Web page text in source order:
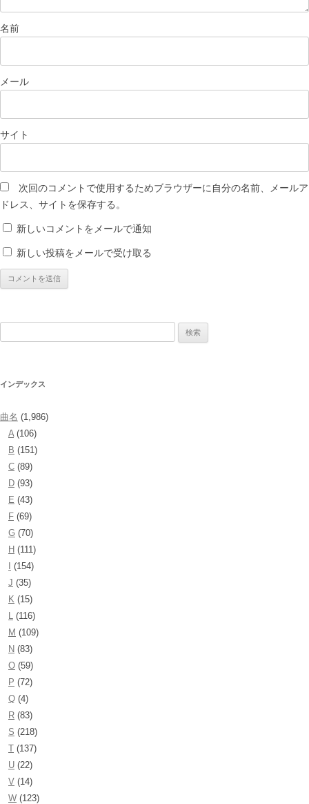
名前
メール
サイト
次回のコメントで使用するためブラウザーに自分の名前、メールア
ドレス、サイトを保存する。
新しいコメントをメールで通知
新しい投稿をメールで受け取る
インデックス
曲名 (1,986)
A(106)
B (151)
C (89)
D (93)
E (43)
F (69)
G (70)
H (111)
(154)
J (35)
K (15)
L (116)
M (109)
N (83)
O (59)
P (72)
Q (4)
R (83)
S (218)
T (137)
U (22)
V (14)
W (123)